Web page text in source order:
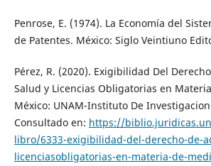
Penrose, E. (1974). La Economía del
de Patentes. México: Siglo Veintiuno
Pérez, R. (2020). Exigibilidad Del
Salud y Licencias Obligatorias en
México: UNAM-Instituto De
Consultado en: https://
libro/6333-exigibilidad-del-derecho-de-
licenciasobligatorias-en-materia-de-